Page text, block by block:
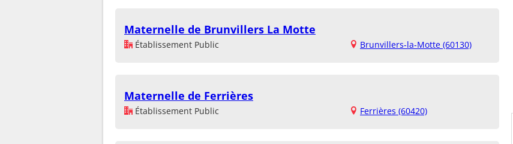
Maternelle de Brunvillers La Motte
Établissement Public Brunvillers-la-Motte (60130)
Maternelle de Ferrières
Établissement Public Ferrières (60420)